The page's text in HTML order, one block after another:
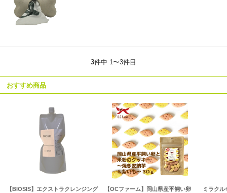
3件中 1〜3件目
おすすめ商品
【BIOSIS】エクストラクレンジング
【OCファーム】岡山県産平飼い卵
ミラクル